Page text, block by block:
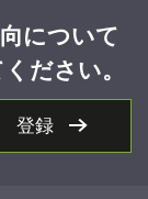
について
ださい。
登録